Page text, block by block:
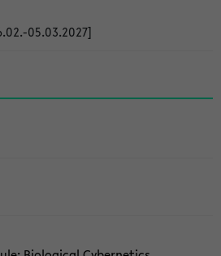
05.03.2027]